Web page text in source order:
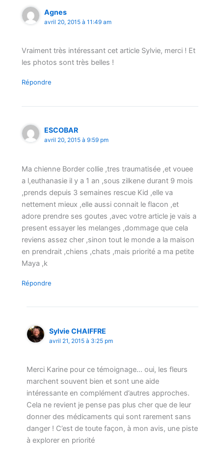
Agnes
avril 20, 2015 à 11:49 am
Vraiment très intéressant cet article Sylvie, merci ! Et
les photos sont très belles !
Répondre
ESCOBAR
avril 20, 2015 à 9:59 pm
Ma chienne Border collie ,tres traumatisée ,et vouee
a l,euthanasie il y a 1 an ,sous zilkene durant 9 mois
,prends depuis 3 semaines rescue Kid ,elle va
nettement mieux ,elle aussi connait le flacon ,et
adore prendre ses goutes ,avec votre article je vais a
present essayer les melanges ,dommage que cela
reviens assez cher ,sinon tout le monde a la maison
en prendrait ,chiens ,chats ,mais priorité a ma petite
Maya ,k
Répondre
Sylvie CHAIFFRE
avril 21, 2015 à 3:25 pm
Merci Karine pour ce témoignage… oui, les fleurs
marchent souvent bien et sont une aide
intéressante en complément d’autres approches.
Cela ne revient je pense pas plus cher que de leur
donner des médicaments qui sont rarement sans
danger ! C’est de toute façon, à mon avis, une piste
à explorer en priorité